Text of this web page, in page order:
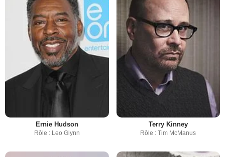
Ernie Hudson
Rôle : Leo Glynn
Terry Kinney
Rôle : Tim McManus